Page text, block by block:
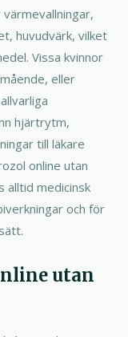
huvudvärk, vilket
Vissa kvinnor
eller
hjärtrytm,
till läkare
online utan
alltid medicinsk
och för
utan